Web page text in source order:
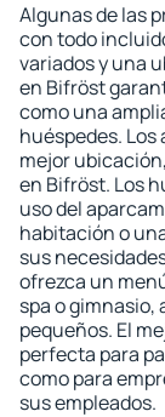
Algunas de las
con todo
variados y una
en Bifröst
como una
huéspedes.
mejor
en Bifröst. Los
uso del
habitación o
sus
ofrezca un
spa o gimnasio,
pequeños. El
perfecta para
como para
sus empleados.